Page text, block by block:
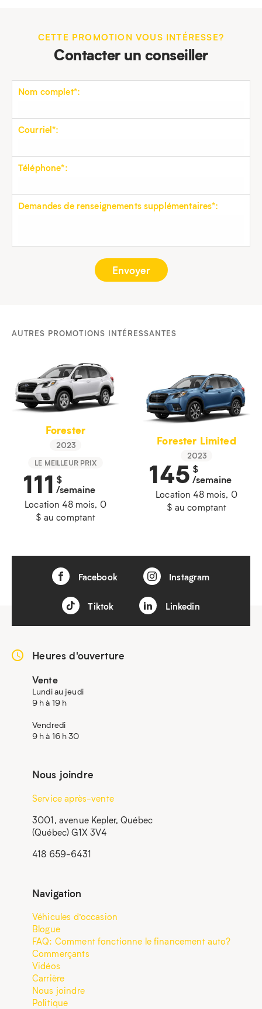
CETTE PROMOTION VOUS INTÉRESSE?
Contacter un conseiller
Nom complet*:
Courriel*:
Téléphone*:
Demandes de renseignements supplémentaires*:
AUTRES PROMOTIONS INTÉRESSANTES
Forester
2023
LE MEILLEUR PRIX
111 $
/semaine
Location 48 mois, 0
$ au comptant
Forester Limited
2023
145 $
/semaine
Location 48 mois, 0
$ au comptant
Facebook Instagram
Tiktok Linkedin
Heures d'ouverture
Vente
Lundi au jeudi
9 h à 19 h
Vendredi
9 h à 16 h 30
Nous joindre
Service après-vente
3001, avenue Kepler, Québec
(Québec) G1X 3V4
418 659-6431
Navigation
Véhicules d’occasion
Blogue
FAQ: Comment fonctionne le financement auto?
Commerçants
Vidéos
Carrière
Nous joindre
Politique